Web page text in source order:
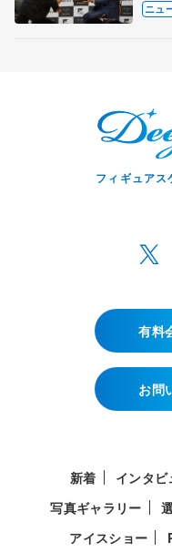
ス
ニュ
フィギュア
有料
お問
新着 インタビ
写真ギャラリー
アイスショー